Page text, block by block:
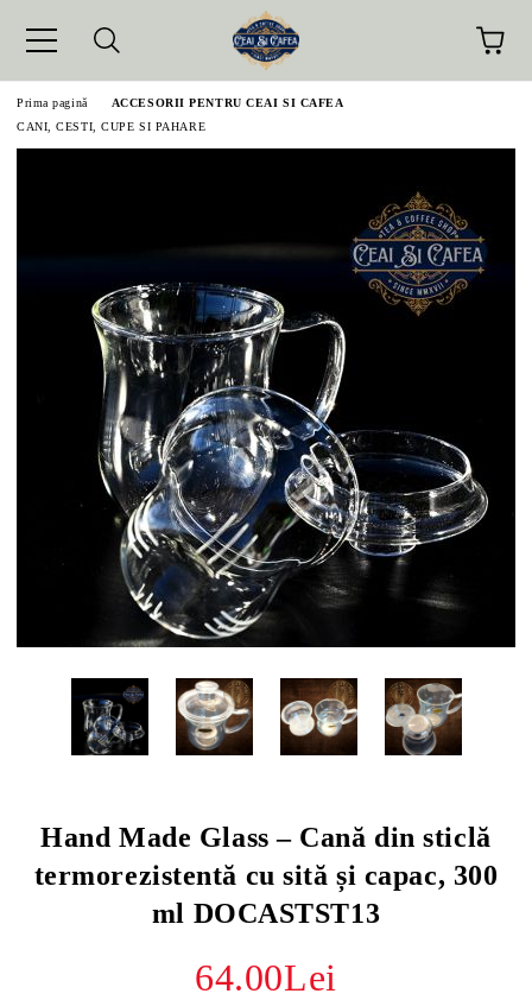
Prima pagină
ACCESORII PENTRU CEAI SI CAFEA
CANI, CESTI, CUPE SI PAHARE
Hand Made Glass – Cană din sticlă
termorezistentă cu sită și capac, 300
ml DOCASTST13
64.00Lei